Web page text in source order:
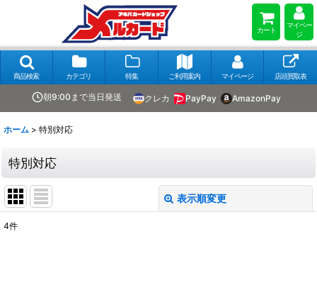
カート
マイペー
ジ
商品検索 カテゴリ 特集 ご利用案内 マイページ 店頭買取表
朝9:00まで当日発送 クレカ PayPay AmazonPay
ホーム > 特別対応
特別対応
表示順変更
4件